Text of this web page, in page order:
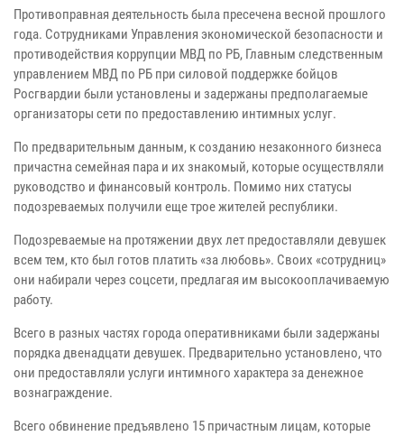
Противоправная деятельность была пресечена весной прошлого
года. Сотрудниками Управления экономической безопасности и
противодействия коррупции МВД по РБ, Главным следственным
управлением МВД по РБ при силовой поддержке бойцов
Росгвардии были установлены и задержаны предполагаемые
организаторы сети по предоставлению интимных услуг.
По предварительным данным, к созданию незаконного бизнеса
причастна семейная пара и их знакомый, которые осуществляли
руководство и финансовый контроль. Помимо них статусы
подозреваемых получили еще трое жителей республики.
Подозреваемые на протяжении двух лет предоставляли девушек
всем тем, кто был готов платить «за любовь». Своих «сотрудниц»
они набирали через соцсети, предлагая им высокооплачиваемую
работу.
Всего в разных частях города оперативниками были задержаны
порядка двенадцати девушек. Предварительно установлено, что
они предоставляли услуги интимного характера за денежное
вознаграждение.
Всего обвинение предъявлено 15 причастным лицам, которые